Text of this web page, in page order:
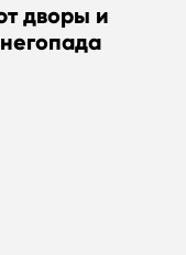
дворы и